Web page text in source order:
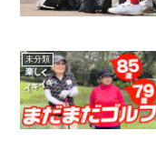
未分類